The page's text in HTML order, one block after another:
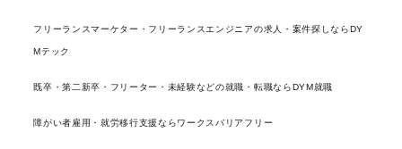
フリーランスマーケター・フリーランスエンジニアの求人・案件探しならDY
Mテック
既卒・第二新卒・フリーター・未経験などの就職・転職ならDYM就職
障がい者雇用・就労移行支援ならワークスバリアフリー